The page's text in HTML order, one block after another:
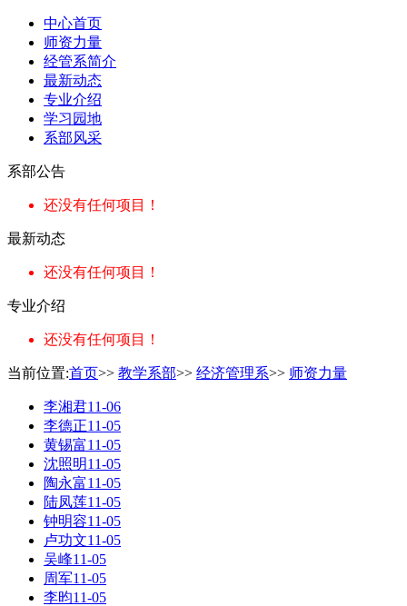
中心首页
师资力量
经管系简介
最新动态
专业介绍
学习园地
系部风采
系部公告
还没有任何项目！
最新动态
还没有任何项目！
专业介绍
还没有任何项目！
当前位置:首页>> 教学系部>> 经济管理系>> 师资力量
李湘君11-06
李德正11-05
黄锡富11-05
沈照明11-05
陶永富11-05
陆凤莲11-05
钟明容11-05
卢功文11-05
吴峰11-05
周军11-05
李昀11-05